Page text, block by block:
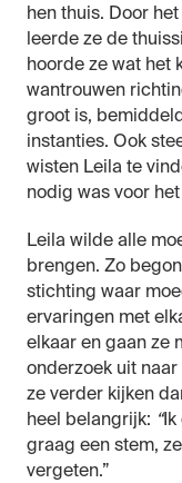
hen thuis. Door
leerde ze de
hoorde ze wat het
wantrouwen
groot is,
instanties. Ook
wisten Leila te
nodig was voor
Leila wilde alle
brengen. Zo
stichting waar
ervaringen met
elkaar en gaan ze
onderzoek uit
ze verder kijken
heel belangrijk: “Ik
graag een stem,
vergeten.”